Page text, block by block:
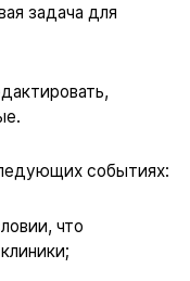
задача для
событиях:
что